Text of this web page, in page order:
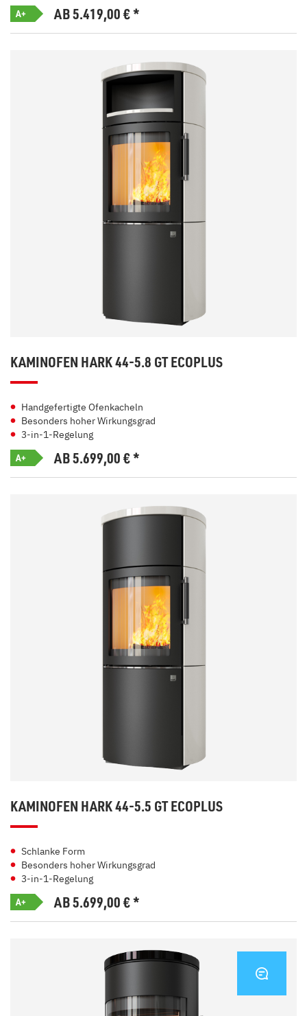
A+ AB 5.419,00€*
KAMINOFEN HARK 44-5.8 GT ECOPLUS
Handgefertigte Ofenkacheln
Besonders hoher Wirkungsgrad
3-in-1-Regelung
A+ AB 5.699,00€*
KAMINOFEN HARK 44-5.5 GT ECOPLUS
Schlanke Form
Besonders hoher Wirkungsgrad
3-in-1-Regelung
A+ AB 5.699,00€*